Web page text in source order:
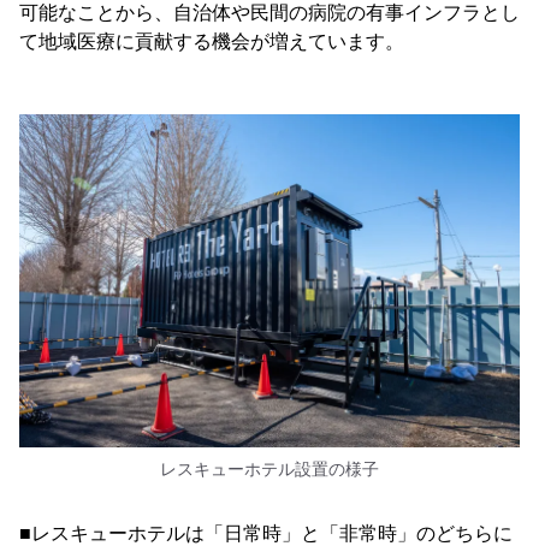
可能なことから、自治体や民間の病院の有事インフラとし
て地域医療に貢献する機会が増えています。
レスキューホテル設置の様子
■レスキューホテルは「日常時」と「非常時」のどちらに